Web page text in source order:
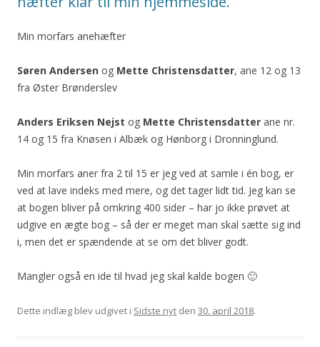
Min morfars anehæfter
Søren Andersen og Mette Christensdatter, ane 12 og 13
fra Øster Brønderslev
Anders Eriksen Nejst og Mette Christensdatter ane nr.
14 og 15 fra Knøsen i Albæk og Hønborg i Dronninglund.
Min morfars aner fra 2 til 15 er jeg ved at samle i én bog, er
ved at lave indeks med mere, og det tager lidt tid. Jeg kan se
at bogen bliver på omkring 400 sider – har jo ikke prøvet at
udgive en ægte bog – så der er meget man skal sætte sig ind
i, men det er spændende at se om det bliver godt.
Mangler også en ide til hvad jeg skal kalde bogen 🙂
Dette indlæg blev udgivet i Sidste nyt den 30. april 2018.